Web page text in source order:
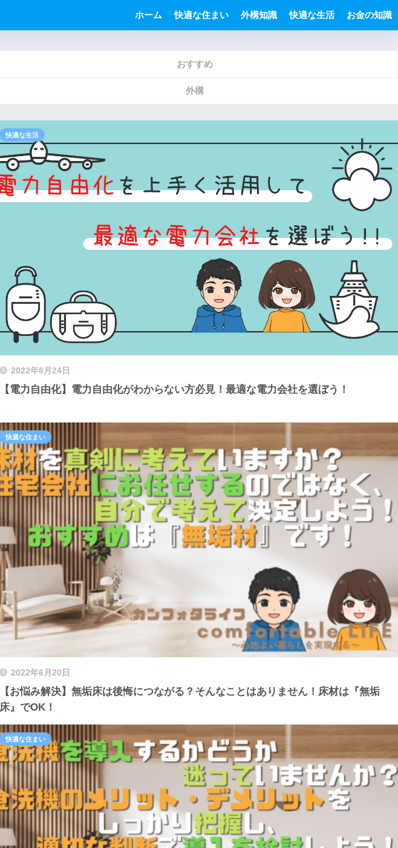
ホーム 快適な住まい 外構知識 快適な生活 お金の知識
おすすめ
外構
2022年6月24日
【電力自由化】電力自由化がわからない方必見！最適な電力会社を選ぼう！
快適な生活
2022年6月20日
【お悩み解決】無垢床は後悔につながる？そんなことはありません！床材は『無垢
床』でOK！
快適な住まい
快適な住まい